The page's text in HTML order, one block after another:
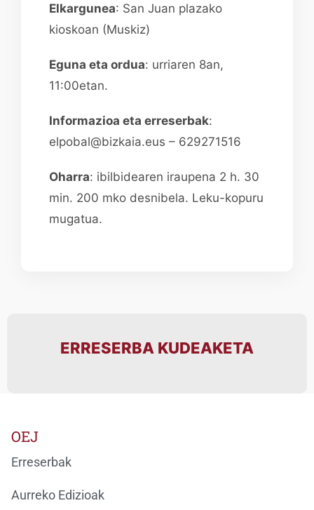
Elkargunea: San Juan plazako
kioskoan (Muskiz)
Eguna eta ordua: urriaren 8an,
11:00etan.
Informazioa eta erreserbak:
elpobal@bizkaia.eus – 629271516
Oharra: ibilbidearen iraupena 2 h. 30
min. 200 mko desnibela. Leku-kopuru
mugatua.
ERRESERBA KUDEAKETA
OEJ
Erreserbak
Aurreko Edizioak